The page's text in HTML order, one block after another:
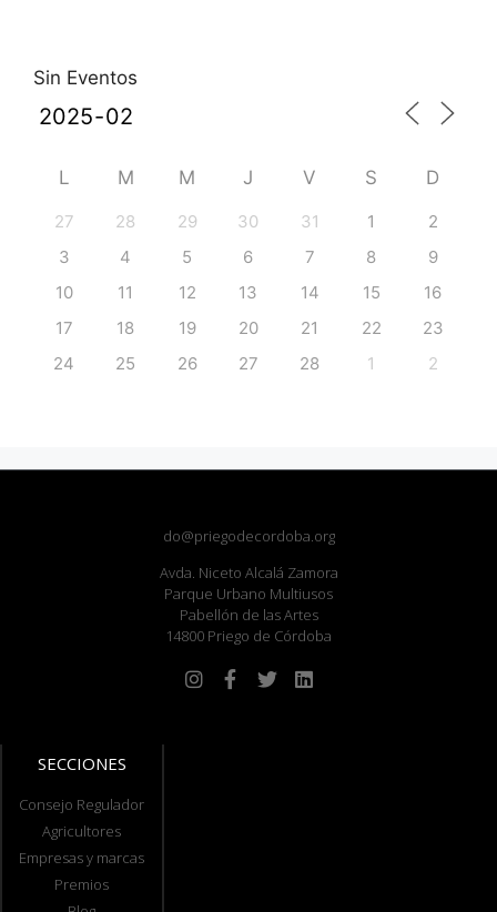
Sin Eventos
L M M J V S D
27 28 29 30 31 1
2
3
4 5 6 7 8
9
10
11 12 13 14 15
16
17
18 19 20 21 22
23
24
25 26 27 28 1 2
do@priegodecordoba.org
Avda. Niceto Alcalá Zamora
Parque Urbano Multiusos
Pabellón de las Artes
14800 Priego de Córdoba
SECCIONES
Consejo Regulador
Agricultores
Empresas y marcas
Premios